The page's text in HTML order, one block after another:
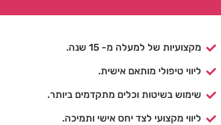
מקצועיות של למעלה מ- 15 שנה.
ליווי טיפולי מותאם אישית.
שימוש בשיטות וכלים מתקדמים ביותר.
ליווי מקצועי לצד יחס אישי ותמיכה.